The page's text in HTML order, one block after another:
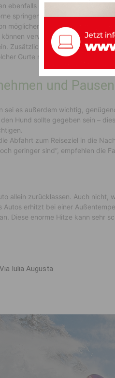
ebenfalls eine Möglichkeit zum
springen kann”, so die ARBÖ-
möglichen Verletzungen des
können verwendet werden, um
Zusätzlich zum Gurt muss ein
Gurte nicht gestattet.
und
sei es außerdem wichtig,
Hund sollte gegeben sein –
Abfahrt zum Reiseziel in die
geringer sind”, empfehlen die
allein zurücklassen. Auch nicht,
Autos erhitzt bei einer
Diese enorme Hitze kann sehr
Iulia Augusta